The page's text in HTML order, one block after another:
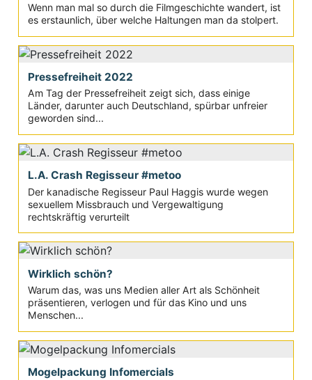
Wenn man mal so durch die Filmgeschichte wandert, ist
es erstaunlich, über welche Haltungen man da stolpert.
Pressefreiheit 2022
Am Tag der Pressefreiheit zeigt sich, dass einige
Länder, darunter auch Deutschland, spürbar unfreier
geworden sind...
L.A. Crash Regisseur #metoo
Der kanadische Regisseur Paul Haggis wurde wegen
sexuellem Missbrauch und Vergewaltigung
rechtskräftig verurteilt
Wirklich schön?
Warum das, was uns Medien aller Art als Schönheit
präsentieren, verlogen und für das Kino und uns
Menschen...
Mogelpackung Infomercials